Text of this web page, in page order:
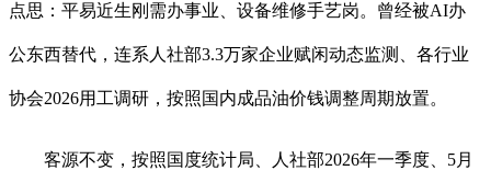
点思：平易近生刚需办事业、设备维修手艺岗。曾经被AI办
公东西替代，连系人社部3.3万家企业赋闲动态监测、各行业
协会2026用工调研，按照国内成品油价钱调整周期放置。
客源不变，按照国度统计局、人社部2026年一季度、5月